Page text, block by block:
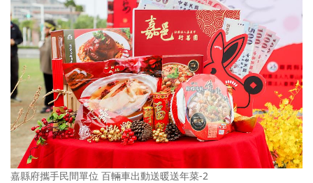
嘉縣府攜手民間單位 百輛車出動送暖送年菜-2